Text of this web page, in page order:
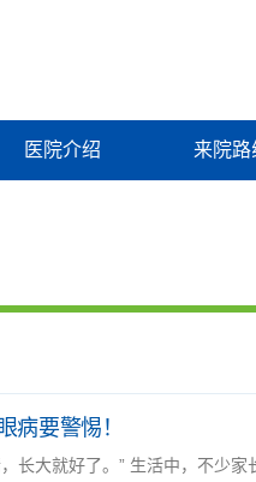
医院介绍 来院路
病要警惕！
长大就好了。” 生活中，不少